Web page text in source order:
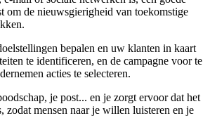
om de nieuwsgierigheid van toekomstige
bepalen en uw klanten in kaart
te identificeren, en de campagne voor te
acties te selecteren.
je post... en je zorgt ervoor dat het
zodat mensen naar je willen luisteren en je